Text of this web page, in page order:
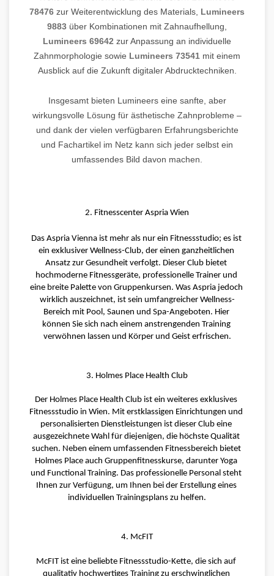
78476 zur Weiterentwicklung des Materials, Lumineers
9883 über Kombinationen mit Zahnaufhellung,
Lumineers 69642 zur Anpassung an individuelle
Zahnmorphologie sowie Lumineers 73541 mit einem
Ausblick auf die Zukunft digitaler Abdrucktechniken.
Insgesamt bieten Lumineers eine sanfte, aber
wirkungsvolle Lösung für ästhetische Zahnprobleme –
und dank der vielen verfügbaren Erfahrungsberichte
und Fachartikel im Netz kann sich jeder selbst ein
umfassendes Bild davon machen.
2. Fitnesscenter Aspria Wien
Das Aspria Vienna ist mehr als nur ein Fitnessstudio; es ist
ein exklusiver Wellness-Club, der einen ganzheitlichen
Ansatz zur Gesundheit verfolgt. Dieser Club bietet
hochmoderne Fitnessgeräte, professionelle Trainer und
eine breite Palette von Gruppenkursen. Was Aspria jedoch
wirklich auszeichnet, ist sein umfangreicher Wellness-
Bereich mit Pool, Saunen und Spa-Angeboten. Hier
können Sie sich nach einem anstrengenden Training
verwöhnen lassen und Körper und Geist erfrischen.
3. Holmes Place Health Club
Der Holmes Place Health Club ist ein weiteres exklusives
Fitnessstudio in Wien. Mit erstklassigen Einrichtungen und
personalisierten Dienstleistungen ist dieser Club eine
ausgezeichnete Wahl für diejenigen, die höchste Qualität
suchen. Neben einem umfassenden Fitnessbereich bietet
Holmes Place auch Gruppenfitnesskurse, darunter Yoga
und Functional Training. Das professionelle Personal steht
Ihnen zur Verfügung, um Ihnen bei der Erstellung eines
individuellen Trainingsplans zu helfen.
4. McFIT
McFIT ist eine beliebte Fitnessstudio-Kette, die sich auf
qualitativ hochwertiges Training zu erschwinglichen